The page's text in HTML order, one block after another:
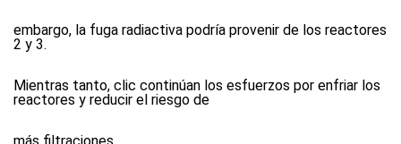
embargo, la fuga radiactiva podría provenir de los reactores
2 y 3.
Mientras tanto, clic continúan los esfuerzos por enfriar los
reactores y reducir el riesgo de